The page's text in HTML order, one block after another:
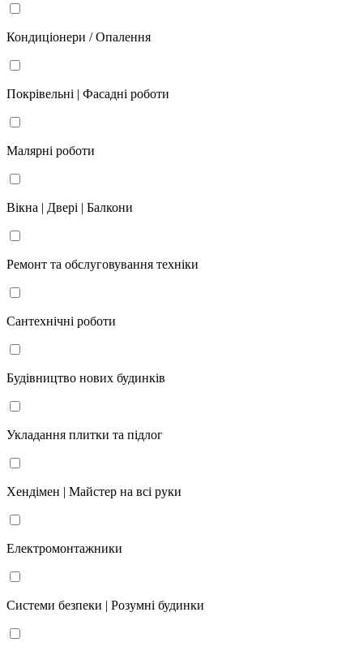
Кондиціонери / Опалення
Покрівельні | Фасадні роботи
Малярні роботи
Вікна | Двері | Балкони
Ремонт та обслуговування техніки
Сантехнічні роботи
Будівництво нових будинків
Укладання плитки та підлог
Хендімен | Майстер на всі руки
Електромонтажники
Системи безпеки | Розумні будинки